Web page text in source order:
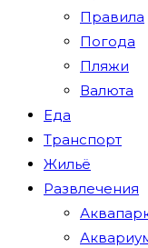
Правила
Погода
Пляжи
Валюта
Еда
Транспорт
Жильё
Развлечения